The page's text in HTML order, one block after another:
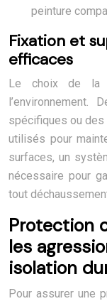
peinture
Fixation et
efficaces
Le choix de la
spécifiques ou
utilisés pour
surfaces, un
nécessaire pour
tout
Protection
les
isolation
Pour assurer une